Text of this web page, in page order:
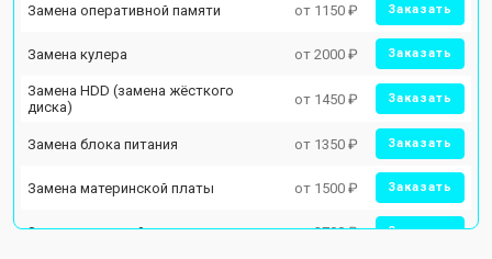
Замена оперативной памяти от 1150 ₽ Заказать
Замена кулера от 2000 ₽ Заказать
Замена HDD (замена жёсткого
диска)
от 1450 ₽ Заказать
Замена блока питания от 1350 ₽ Заказать
Замена материнской платы от 1500 ₽ Заказать
Замена звуковой платы от 2700 ₽ Заказать